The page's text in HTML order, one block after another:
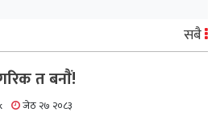
सबै
त बनाैं!
जेठ २७ २०८३